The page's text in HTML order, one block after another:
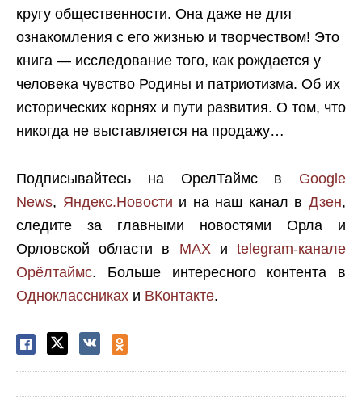
кругу общественности. Она даже не для
ознакомления с его жизнью и творчеством! Это
книга — исследование того, как рождается у
человека чувство Родины и патриотизма. Об их
исторических корнях и пути развития. О том, что
никогда не выставляется на продажу…
Подписывайтесь на ОрелТаймс в Google
News, Яндекс.Новости и на наш канал вДзен,
следите за главными новостями Орла и
Орловской области в MAX иtelegram-канале
Орёлтаймс. Больше интересного контента в
Одноклассниках и ВКонтакте.